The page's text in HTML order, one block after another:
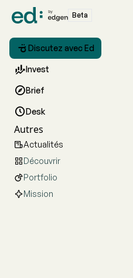
Beta
 Discutez avec Ed
Invest
Brief
Desk
Autres
Actualités
Découvrir
Portfolio
Mission